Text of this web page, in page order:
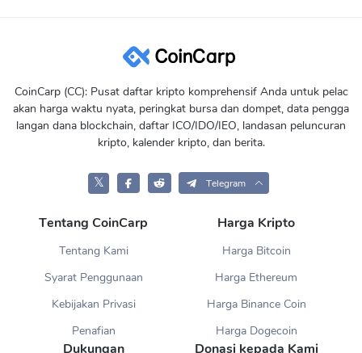
CoinCarp (CC): Pusat daftar kripto komprehensif Anda untuk pelac
akan harga waktu nyata, peringkat bursa dan dompet, data pengga
langan dana blockchain, daftar ICO/IDO/IEO, landasan peluncuran
kripto, kalender kripto, dan berita.
𝕏 Telegram
Tentang CoinCarp
Tentang Kami
Syarat Penggunaan
Kebijakan Privasi
Penafian
Harga Kripto
Harga Bitcoin
Harga Ethereum
Harga Binance Coin
Harga Dogecoin
Dukungan Donasi kepada Kami